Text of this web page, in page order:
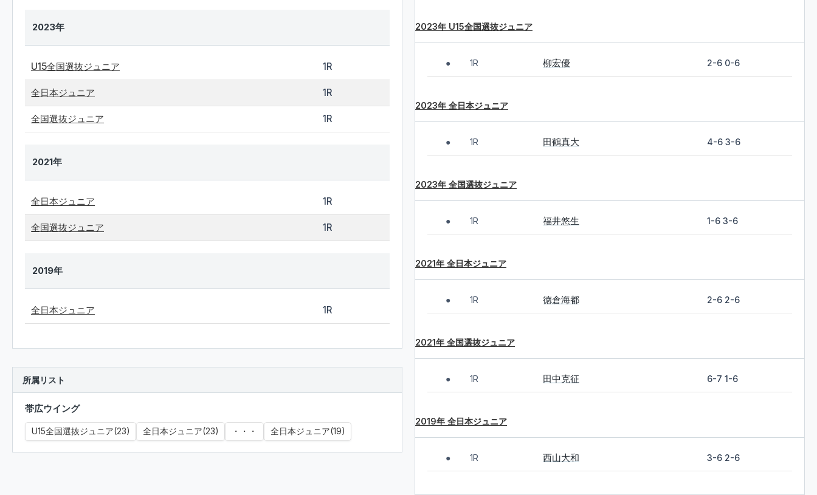
2023年
U15全国選抜ジュニア 1R
全日本ジュニア 1R
全国選抜ジュニア 1R
2021年
全日本ジュニア 1R
全国選抜ジュニア 1R
2019年
全日本ジュニア 1R
所属リスト
帯広ウイング
U15全国選抜ジュニア(23) 全日本ジュニア(23) ・・・ 全日本ジュニア(19)
2023年 U15全国選抜ジュニア
● 1R 柳宏優 2-6 0-6
2023年 全日本ジュニア
● 1R 田鶴真大 4-6 3-6
2023年 全国選抜ジュニア
● 1R 福井悠生 1-6 3-6
2021年 全日本ジュニア
● 1R 徳倉海都 2-6 2-6
2021年 全国選抜ジュニア
● 1R 田中克征 6-7 1-6
2019年 全日本ジュニア
● 1R 西山大和 3-6 2-6